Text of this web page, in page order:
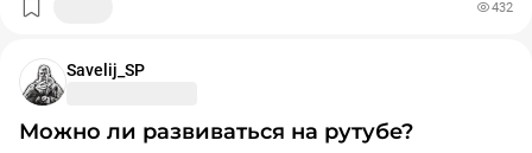
432
Savelij_SP
можно ли развиваться на рутубе?